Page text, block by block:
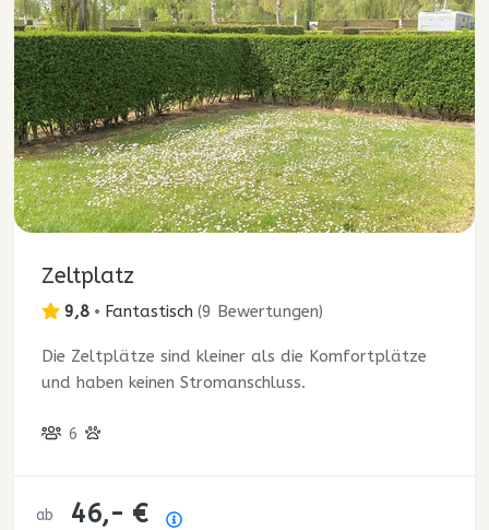
Zeltplatz
9,8 • Fantastisch (9 Bewertungen)
Die Zeltplätze sind kleiner als die Komfortplätze
und haben keinen Stromanschluss.
6
ab 46,- €